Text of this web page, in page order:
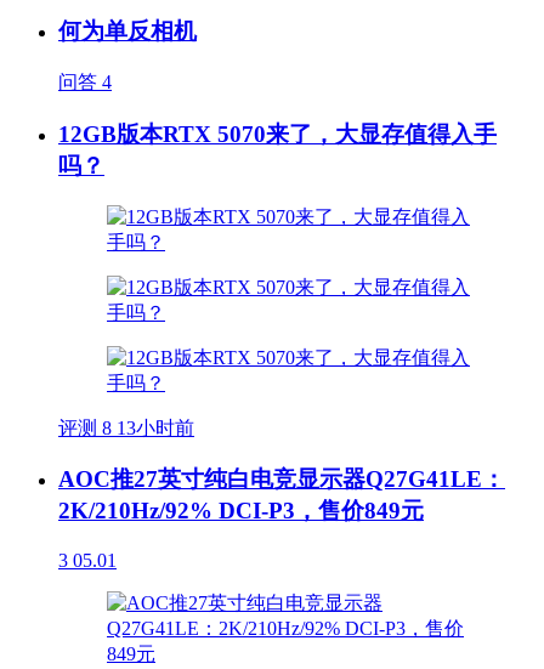
何为单反相机
问答 4
12GB版本RTX 5070来了，大显存值得入手
吗？
评测 8 13小时前
AOC推27英寸纯白电竞显示器Q27G41LE：
2K/210Hz/92% DCI-P3，售价849元
3 05.01